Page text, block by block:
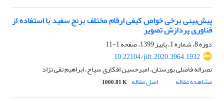
پیش‌بینی برخی خواص کیفی ارقام مختلف برنج سفید با استفاده از
فناوری پردازش تصویر
دوره 8، شماره 1، پاییز 1399، صفحه
1-11
10.22104/jift.2020.3964.1932
نصراله فاضلی بورستان، امیرحسین افکاری سیاح، ابراهیم تقی نژاد
مشاهده مقاله
اصل مقاله 1000.81 K